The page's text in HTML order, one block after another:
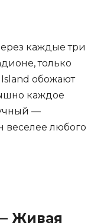
каждые три
только
обожают
каждое
—
веселее любого
Живая